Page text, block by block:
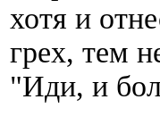
хотя и
грех, тем
"Иди, и